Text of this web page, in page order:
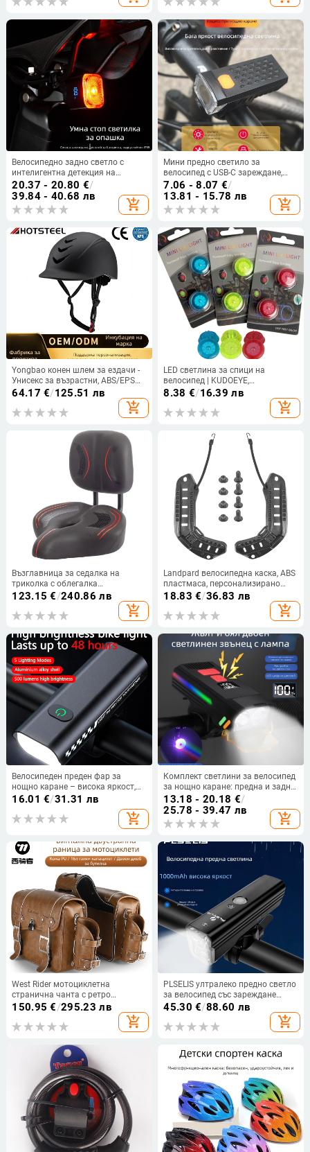
Велосипедно задно светло с
интелигентна детекция на
спиране, Type-C зареждане, за
планински и шосейни
велосипеди, светло за нощно
каране с предупредителна
20.37 - 20.80 €/
39.84 - 40.68 лв
add_shopping_cart
Мини предно светило за
велосипед с USB-C зареждане,
четири нива на яркост,
осветление за нощно каране,
монтаж с бързо освобождаване
7.06 - 8.07 €/
13.81 - 15.78 лв
add_shopping_cart
Yongbao конен шлем за ездачи -
Унисекс за възрастни, ABS/EPS
корпус, възможност за
64.17 €/125.51 лв
add_shopping_cart
LED светлина за спици на
велосипед | KUDOEYE,
лицензиран частен етикет,
персонализирана обработка,
декоративна лампа
8.38 €/16.39 лв
add_shopping_cart
Възглавница за седалка на
триколка с облегалка
електрическа седалка за кола
батерия седалка за кола чанта
за велосипед уголемена широка
123.15 €/240.86 лв
add_shopping_cart
Landpard велосипедна каска, ABS
пластмаса, персонализирано
производство, печатано лого
18.83 €/36.83 лв
add_shopping_cart
Велосипеден преден фар за
нощно каране – висока яркост,
USB презареждаем,
водоустойчив, за планински
велосипед RH2000
16.01 €/31.31 лв
add_shopping_cart
Комплект светлини за велосипед
за нощно каране: предна и задна
светлина за пътни и планински
велосипеди; висока яркост;
марка Jiu yue/yuuisd;
персонализиране: Да; частна
13.18 - 20.18 €/
25.78 - 39.47 лв
add_shopping_cart
West Rider мотоциклетна
странична чанта с ретро
двустранен дизайн, PU+EVA
материал, 16 л капацитет, модел
YP0707328
150.95 €/295.23 лв
add_shopping_cart
PLSELIS ултралеко предно светло
за велосипед със зареждане
Type-C и водоустойчив дизайн
45.30 €/88.60 лв
add_shopping_cart